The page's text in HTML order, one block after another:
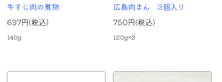
牛すじ肉の煮物
697円(税込)
140g
広島肉まん 3個入り
750円(税込)
120g×3